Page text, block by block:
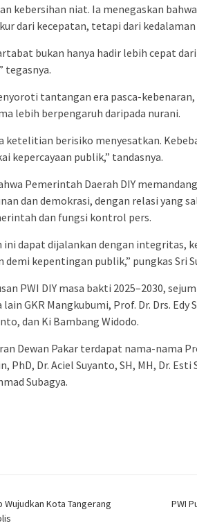
kebersihan niat. Ia menegaskan
dari kecepatan, tetapi dari
bukan hanya hadir lebih cepat
tegasnya.
tantangan era pasca-
lebih berpengaruh daripada nurani.
ketelitian berisiko menyesatkan.
kepercayaan publik,” tandasnya.
Pemerintah Daerah DIY
dan demokrasi, dengan relasi yang
dan fungsi kontrol pers.
ini dapat dijalankan dengan integritas,
demi kepentingan publik,” pungkas Sri
PWI DIY masa bakti 2025–2030,
GKR Mangkubumi, Prof. Dr. Drs. Edy
dan Ki Bambang Widodo.
Dewan Pakar terdapat nama-nama
PhD, Dr. Aciel Suyanto, SH, MH, Dr.
Subagya.
Wujudkan Kota Tangerang
PWI